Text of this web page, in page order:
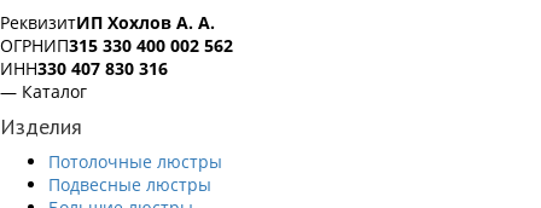
РеквизитИП Хохлов А. А.
ОГРНИП315 330 400 002 562
ИНН330 407 830 316
— Каталог
Изделия
Потолочные люстры
Подвесные люстры